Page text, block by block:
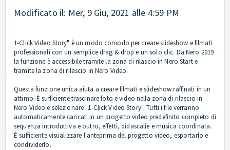
Modificato il: Mer, 9 Giu, 2021 alle 4:59 PM
1-Click Video Story" è un modo comodo per creare slideshow e filmati
professionali con un semplice drag & drop e un solo clic. Da Nero 2019
la funzione è accessibile tramite la zona di rilascio in Nero Start e
tramite la zona di rilascio in Nero Video.
Questa funzione unica aiuta a creare filmati e slideshow raffinati in un
attimo. È sufficiente trascinare foto e video nella zona di rilascio in
Nero Video e selezionare "1-Click Video Story". Tutti i file verranno
automaticamente caricati in un progetto video predefinito completo di
sequenza introduttiva e outro, effetti, didascalie e musica coordinata.
È sufficiente visualizzare l'anteprima del progetto video, esportarlo e
condividerlo.